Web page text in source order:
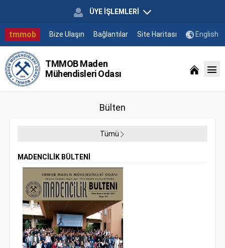
ÜYE İŞLEMLERİ
tmmob Bize Ulaşın Bağlantılar Site Haritası English
TMMOB Maden
Mühendisleri Odası
Bülten
Tümü
MADENCİLİK BÜLTENİ